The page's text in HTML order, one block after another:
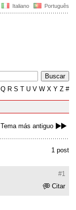
Italiano Português
Q R S T U V W X Y Z #
Tema más antiguo
1 post
#1
Citar